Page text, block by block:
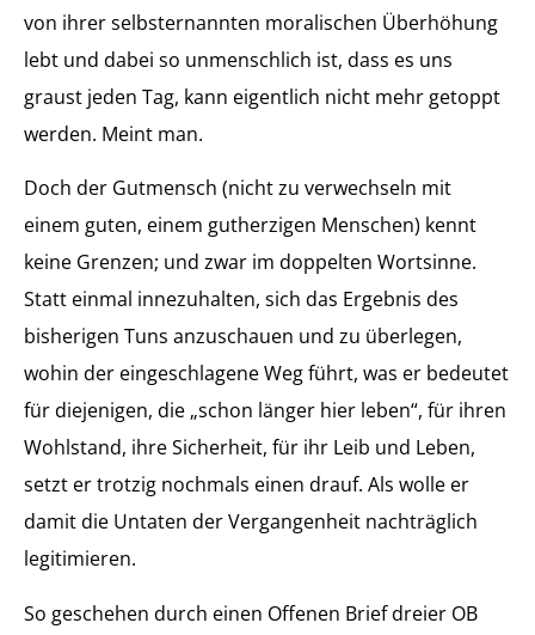
von ihrer selbsternannten moralischen Überhöhung
lebt und dabei so unmenschlich ist, dass es uns
graust jeden Tag, kann eigentlich nicht mehr getoppt
werden. Meint man.
Doch der Gutmensch (nicht zu verwechseln mit
einem guten, einem gutherzigen Menschen) kennt
keine Grenzen; und zwar im doppelten Wortsinne.
Statt einmal innezuhalten, sich das Ergebnis des
bisherigen Tuns anzuschauen und zu überlegen,
wohin der eingeschlagene Weg führt, was er bedeutet
für diejenigen, die „schon länger hier leben“, für ihren
Wohlstand, ihre Sicherheit, für ihr Leib und Leben,
setzt er trotzig nochmals einen drauf. Als wolle er
damit die Untaten der Vergangenheit nachträglich
legitimieren.
So geschehen durch einen Offenen Brief dreier OB